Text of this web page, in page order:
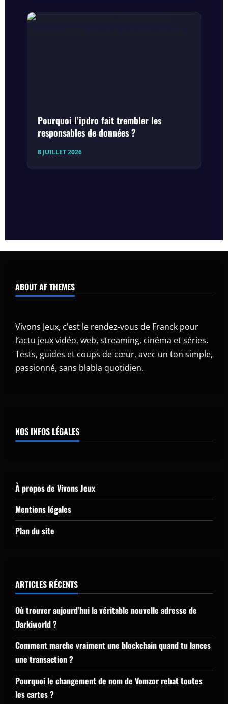
Pourquoi l’ipdro fait trembler les
responsables de données ?
8 JUILLET 2026
ABOUT AF THEMES
Vivons Jeux, c’est le rendez-vous de Franck pour
l’actu jeux vidéo, web, streaming, cinéma et séries.
Tests, guides et coups de cœur, avec un ton simple,
passionné, sans blabla quotidien.
NOS INFOS LÉGALES
À propos de Vivons Jeux
Mentions légales
Plan du site
ARTICLES RÉCENTS
Où trouver aujourd’hui la véritable nouvelle adresse de
Darkiworld ?
Comment marche vraiment une blockchain quand tu lances
une transaction ?
Pourquoi le changement de nom de Vomzor rebat toutes
les cartes ?